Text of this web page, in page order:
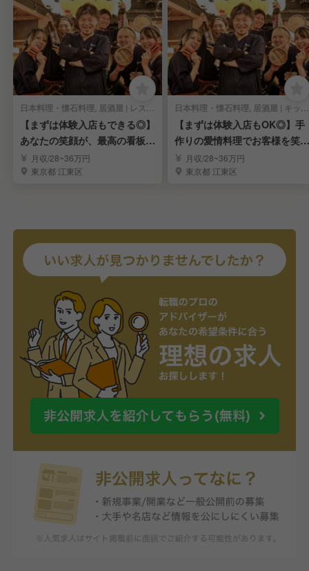
日本料理・懐石料理, 居酒屋 | レストランサービス・ホールスタッフ
【まずは体験入店もできる◎】
あなたの笑顔が、最高の看板メ
ニュー！《ホール》
月収/28~36万円
東京都 江東区
日本料理・懐石料理, 居酒屋 | キッチンスタッフ
【まずは体験入店もOK◎】手
作りの愛情料理でお客様を笑顔
にする《キッチン》
月収/28~36万円
東京都 江東区